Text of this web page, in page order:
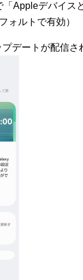
Appleデバイス
ォルトで有効）
デートが配信さ